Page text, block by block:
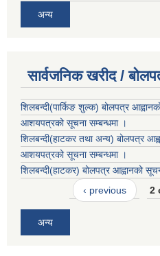
अन्य
सार्वजनिक खरीद /
शिलबन्दी(पार्किङ शुल्क) बोलपत्र
आशयपत्रको सूचना सम्बन्धमा ।
शिलबन्दी(हाटकर तथा अन्य) बोलपत्र
आशयपत्रको सूचना सम्बन्धमा ।
शिलबन्दी(हाटकर) बोलपत्र आह्वानको
‹ previous
2
अन्य